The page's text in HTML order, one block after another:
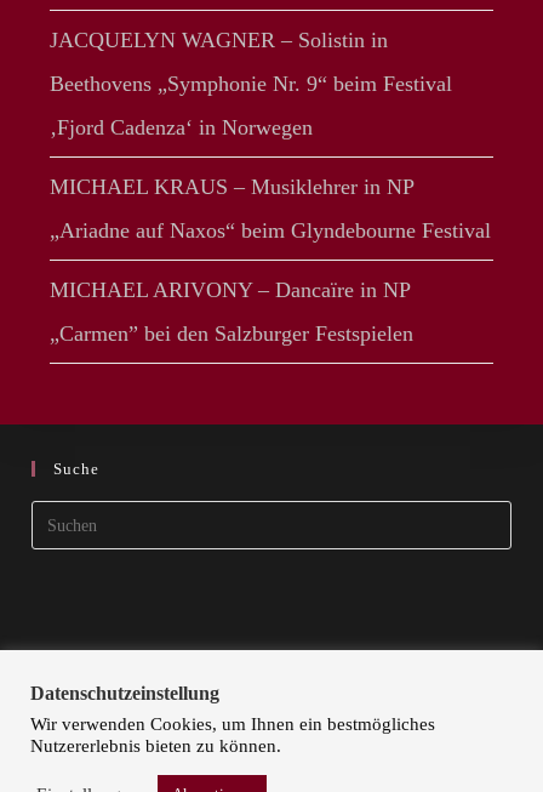
JACQUELYN WAGNER – Solistin in
Beethovens „Symphonie Nr. 9“ beim Festival
‚Fjord Cadenza‘ in Norwegen
MICHAEL KRAUS – Musiklehrer in NP
„Ariadne auf Naxos“ beim Glyndebourne Festival
MICHAEL ARIVONY – Dancaïre in NP
„Carmen” bei den Salzburger Festspielen
Suche
the
STARTSEITE KÜNSTLER | ARTISTS
Datenschutzeinstellung
Wir verwenden Cookies, um Ihnen ein bestmögliches
Nutzererlebnis bieten zu können.